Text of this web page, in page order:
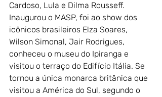
Cardoso, Lula e Dilma Rousseff.
Inaugurou o MASP, foi ao show dos
icônicos brasileiros Elza Soares,
Wilson Simonal, Jair Rodrigues,
conheceu o museu do Ipiranga e
visitou o terraço do Edifício Itália. Se
tornou a única monarca britânica que
visitou a América do Sul, segundo o